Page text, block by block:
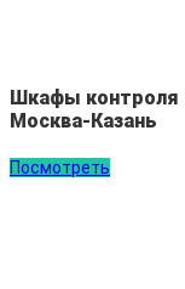
Шкафы контроля
Москва-Казань
Посмотреть